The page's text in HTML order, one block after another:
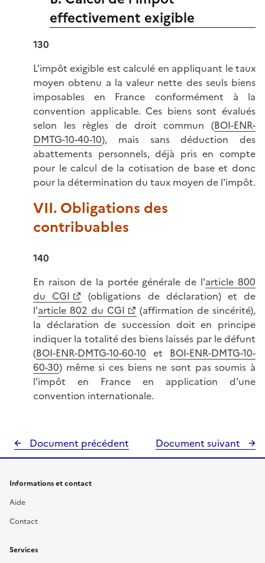
effectivement exigible
130
L'impôt exigible est calculé en appliquant le taux
moyen obtenu a la valeur nette des seuls biens
imposables en France conformément à la
convention applicable. Ces biens sont évalués
selon les règles de droit commun (BOI-ENR-
DMTG-10-40-10), mais sans déduction des
abattements personnels, déjà pris en compte
pour le calcul de la cotisation de base et donc
pour la détermination du taux moyen de l'impôt.
VII. Obligations des
contribuables
140
En raison de la portée générale de l'article 800
du CGI
(obligations de déclaration) et de
l'article 802 du CGI
(affirmation de sincérité),
la déclaration de succession doit en principe
indiquer la totalité des biens laissés par le défunt
(BOI-ENR-DMTG-10-60-10 et BOI-ENR-DMTG-10-
60-30) même si ces biens ne sont pas soumis à
l'impôt en France en application d'une
convention internationale.
Document précédent Document suivant
Informations et contact
Aide
Contact
Services